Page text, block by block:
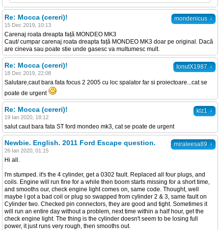
mondenicus ↓
Re: Mocca (cereri)!
15 Dec 2019, 10:13
Carenaj roata dreapta față MONDEO MK3
Caut/ cumpar carenaj roata dreapta față MONDEO MK3 doar pe original. Dacă
are cineva sau poate stie unde gasesc va multumesc mult.
IonutX1987 ↓
Re: Mocca (cereri)!
18 Dec 2019, 22:08
Salutare,caut bara fata focus 2 2005 cu loc spalator far si proiectoare...cat se
poate de urgent
klz1 ↓
Re: Mocca (cereri)!
19 Ian 2020, 18:12
salut caut bara fata ST ford mondeo mk3, cat se poate de urgent
miraleesa89 ↓
Newbie. English. 2011 Ford Escape question.
26 Ian 2020, 01:15
Hi all.
I'm stumped. it's the 4 cylinder, get a 0302 fault. Replaced all four plugs, and
coils. Engine will run fine for a while then boom starts missing for a short time,
and smooths our, check engine light comes on, same code. Thought, well
maybe I got a bad coil or plug so swapped from cylinder 2 & 3, same fault on
Cylinder two. Checked pin connectors, they are good and tight. Sometimes it
will run an entire day without a problem, next time within a half hour, get the
check engine light. The thing is the cylinder doesn't seem to be losing full
power, it just runs very rough, then smooths out.